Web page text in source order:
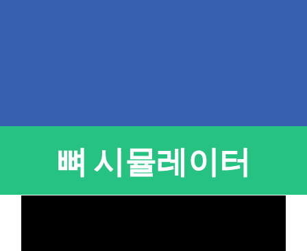
뼈 시뮬레이터